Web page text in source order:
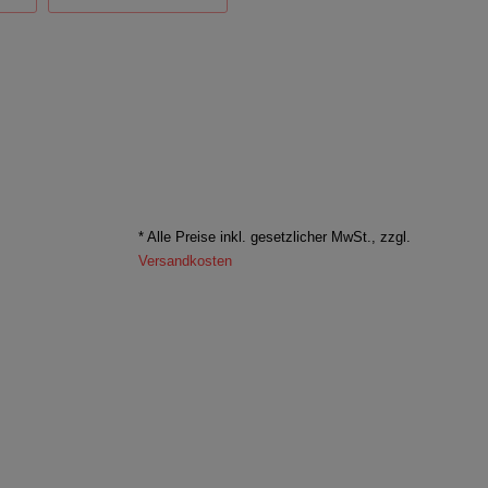
* Alle Preise inkl. gesetzlicher MwSt., zzgl.
Versandkosten